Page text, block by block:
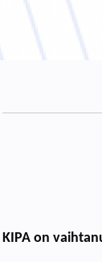
KIPA on